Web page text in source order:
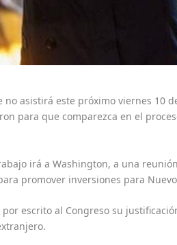
no asistirá este próximo viernes 10
para que comparezca en el
irá a Washington, a una
promover inversiones para
escrito al Congreso su